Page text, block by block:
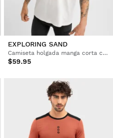
EXPLORING SAND
Camiseta holgada manga corta cicloturismo hombre
$59.95